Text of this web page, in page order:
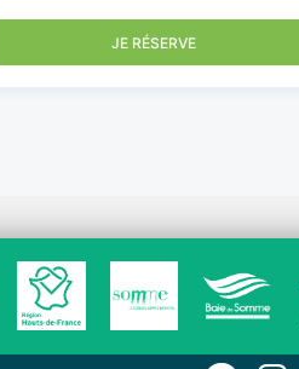
JE RÉSERVE